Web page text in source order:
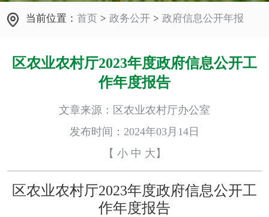
当前位置：首页 > 政务公开 > 政府信息公开年报
区农业农村厅2023年度政府信息公开工
作年度报告
文章来源：区农业农村厅办公室
发布时间：2024年03月14日
【 小 中 大 】
区农业农村厅2023年度政府信息公开工
作年度报告